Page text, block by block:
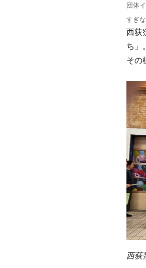
日:
カ
テ
ゴ
リ
ー
団体
タ
グ
すぎ
西荻
ち」
その
西荻